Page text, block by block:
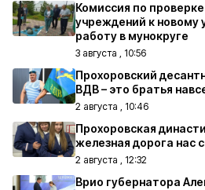
Комиссия по
учреждений к новому
работу в мунокруге
3 августа , 10:56
Прохоровский
ВДВ – это братья
2 августа , 10:46
Прохоровская
железная дорога нас
2 августа , 12:32
Врио губернатора